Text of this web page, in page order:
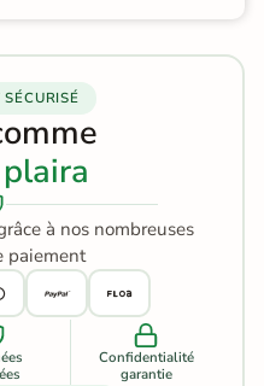
à nos nombreuses
paiement
Confidentialité
garantie